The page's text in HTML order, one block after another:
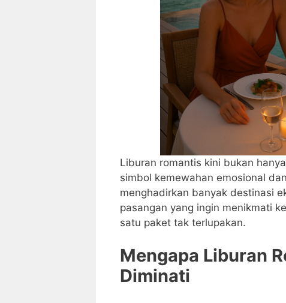
Liburan romantis kini bukan
simbol kemewahan emosional
menghadirkan banyak destinasi
pasangan yang ingin menikmati
satu paket tak terlupakan.
Mengapa Liburan
Diminati